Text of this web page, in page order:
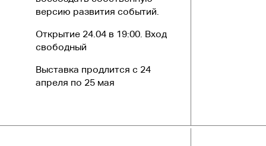
версию развития событий.
Открытие 24.04 в 19:00. Вход
свободный
Выставка продлится с 24
апреля по 25 мая